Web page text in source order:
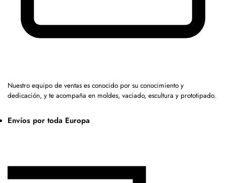
Nuestro equipo de ventas es conocido por su conocimiento y
dedicación, y te acompaña en moldes, vaciado, escultura y prototipado.
Envíos por toda Europa